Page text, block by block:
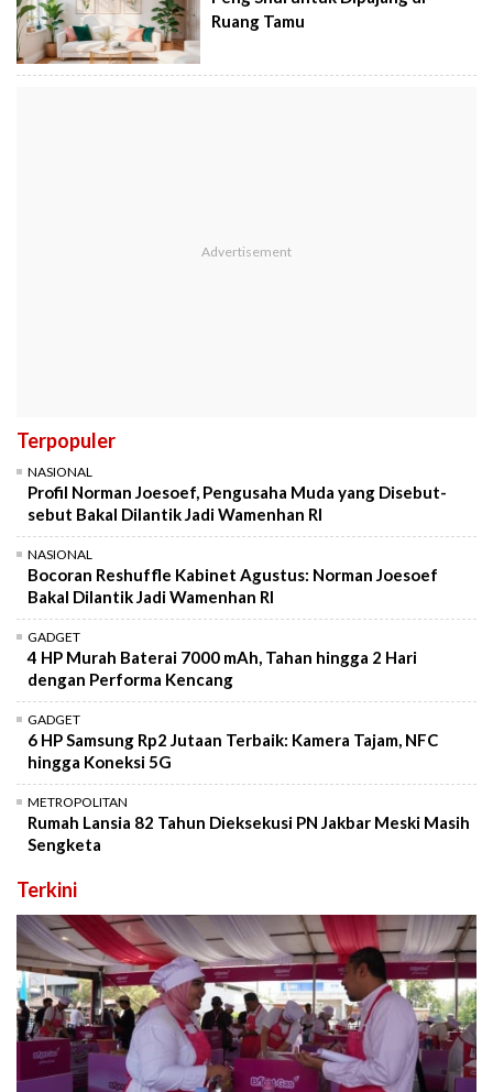
Ruang Tamu
Terpopuler
NASIONAL
Profil Norman Joesoef, Pengusaha Muda yang Disebut-
sebut Bakal Dilantik Jadi Wamenhan RI
NASIONAL
Bocoran Reshuffle Kabinet Agustus: Norman Joesoef
Bakal Dilantik Jadi Wamenhan RI
GADGET
4 HP Murah Baterai 7000 mAh, Tahan hingga 2 Hari
dengan Performa Kencang
GADGET
6 HP Samsung Rp2 Jutaan Terbaik: Kamera Tajam, NFC
hingga Koneksi 5G
METROPOLITAN
Rumah Lansia 82 Tahun Dieksekusi PN Jakbar Meski Masih
Sengketa
Terkini